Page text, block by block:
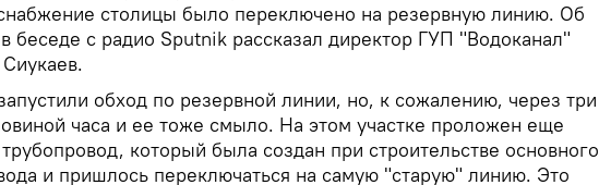
столицы было переключено на резервную линию. Об
беседе с радио Sputnik рассказал директор ГУП "Водоканал"
обход по резервной линии, но, к сожалению, через три
часа и ее тоже смыло. На этом участке проложен еще
который была создан при строительстве основного
и пришлось переключаться на самую "старую" линию. Это